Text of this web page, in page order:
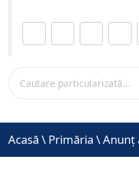
Acasă \ Primăria \Anunț